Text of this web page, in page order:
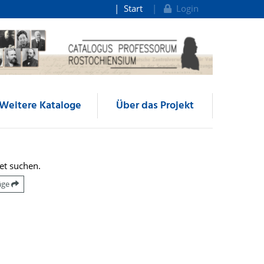
Start Login
Kataloge Über das Projekt
suchen.